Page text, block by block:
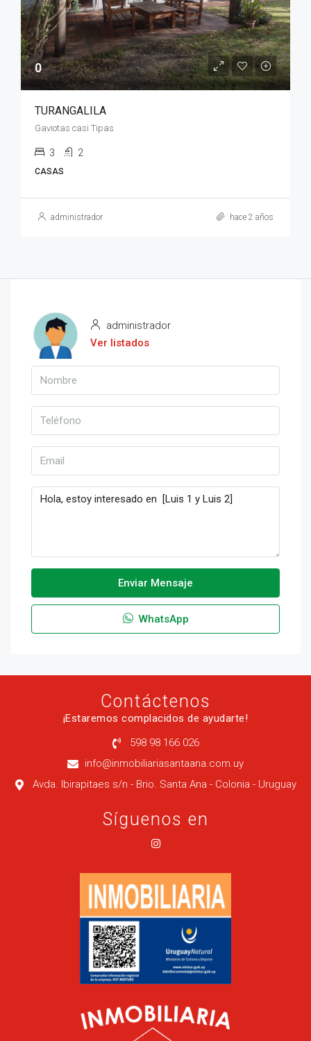
0
TURANGALILA
Gaviotas casi Tipas
3 2
CASAS
administrador hace 2 años
administrador
Ver listados
Enviar Mensaje
WhatsApp
Contáctenos
¡Estaremos complacidos de ayudarte!
598 98 166 026
info@inmobiliariasantaana.com.uy
Avda. Ibirapitaes s/n - Brio. Santa Ana - Colonia - Uruguay
Síguenos en